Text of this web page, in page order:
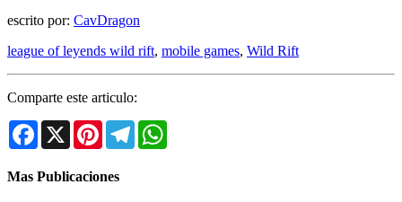
escrito por: CavDragon
league of leyends wild rift, mobile games, Wild Rift
Comparte este articulo:
Facebook
X PinterestTelegram
Mas Publicaciones